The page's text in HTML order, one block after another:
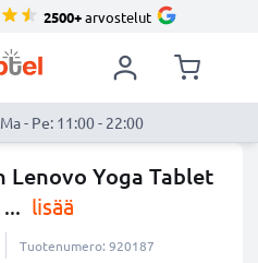
2500+arvostelut
Ma - Pe: 11:00 - 22:00
Yoga Tablet
... lisää
Tuotenumero: 920187